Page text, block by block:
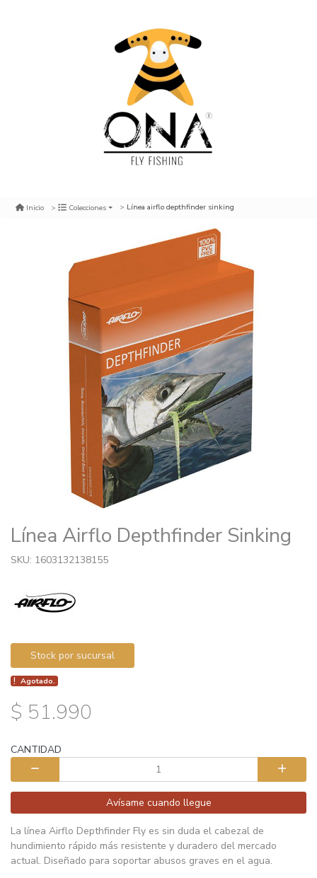
Inicio Colecciones Línea airflo depthfinder sinking
Línea Airflo Depthfinder Sinking
SKU: 1603132138155
Stock por sucursal
Agotado.
$ 51.990
CANTIDAD
Avísame cuando llegue
La línea Airflo Depthfinder Fly es sin duda el cabezal de
hundimiento rápido más resistente y duradero del mercado
actual. Diseñado para soportar abusos graves en el agua.